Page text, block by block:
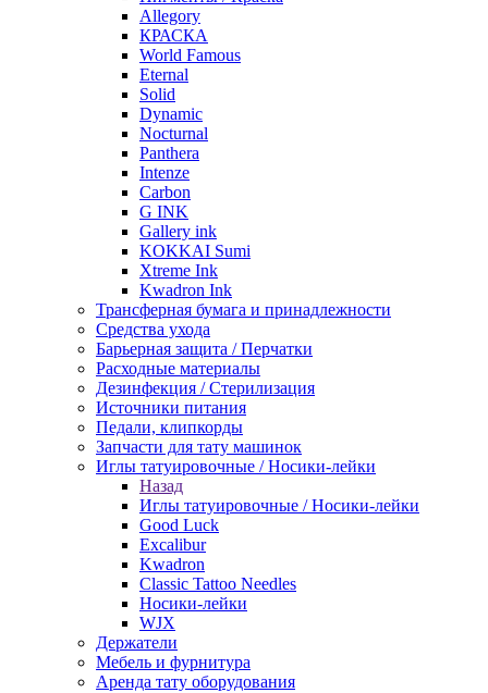
Allegory
КРАСКА
World Famous
Eternal
Solid
Dynamic
Nocturnal
Panthera
Intenze
Carbon
G INK
Gallery ink
KOKKAI Sumi
Xtreme Ink
Kwadron Ink
Трансферная бумага и принадлежности
Средства ухода
Барьерная защита / Перчатки
Расходные материалы
Дезинфекция / Стерилизация
Источники питания
Педали, клипкорды
Запчасти для тату машинок
Иглы татуировочные / Носики-лейки
Назад
Иглы татуировочные / Носики-лейки
Good Luck
Excalibur
Kwadron
Classic Tattoo Needles
Носики-лейки
WJX
Держатели
Мебель и фурнитура
Аренда тату оборудования